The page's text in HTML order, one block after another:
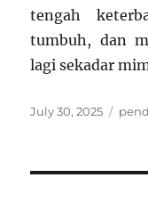
tengah
tumbuh, dan
lagi sekadar
Posted
July 30, 2025